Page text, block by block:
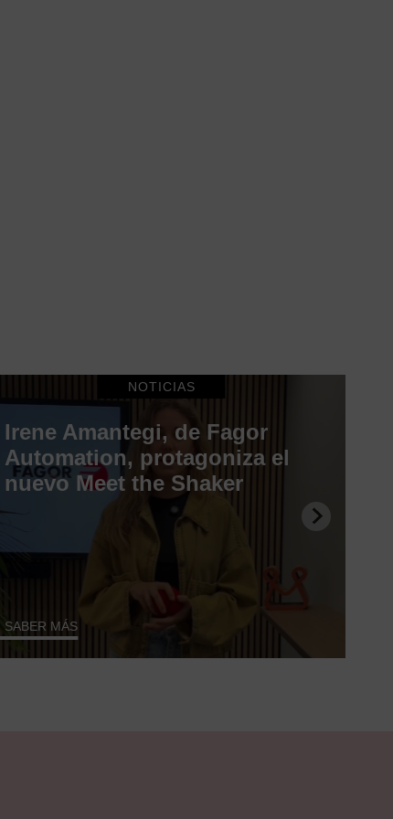
NOTICIAS
Irene Amantegi, de Fagor
Automation, protagoniza el
nuevo Meet the Shaker
SABER MÁS